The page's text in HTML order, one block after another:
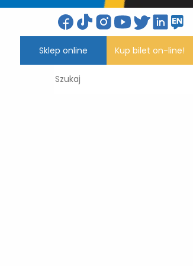
Sklep online Kup bilet on-line!